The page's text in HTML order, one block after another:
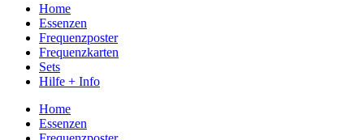
Home
Essenzen
Frequenzposter
Frequenzkarten
Sets
Hilfe + Info
Home
Essenzen